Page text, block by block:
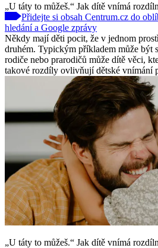
„U táty to můžeš.“ Jak dítě vnímá
Přidejte si obsah Centrum.cz do
hledání a Google zprávy
Někdy mají děti pocit, že v jednom
druhém. Typickým příkladem může být
rodiče nebo prarodičů může dítě věci,
takové rozdíly ovlivňují dětské vnímání
„U táty to můžeš.“ Jak dítě vnímá